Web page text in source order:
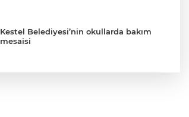
Kestel Belediyesi’nin okullarda bakım
mesaisi